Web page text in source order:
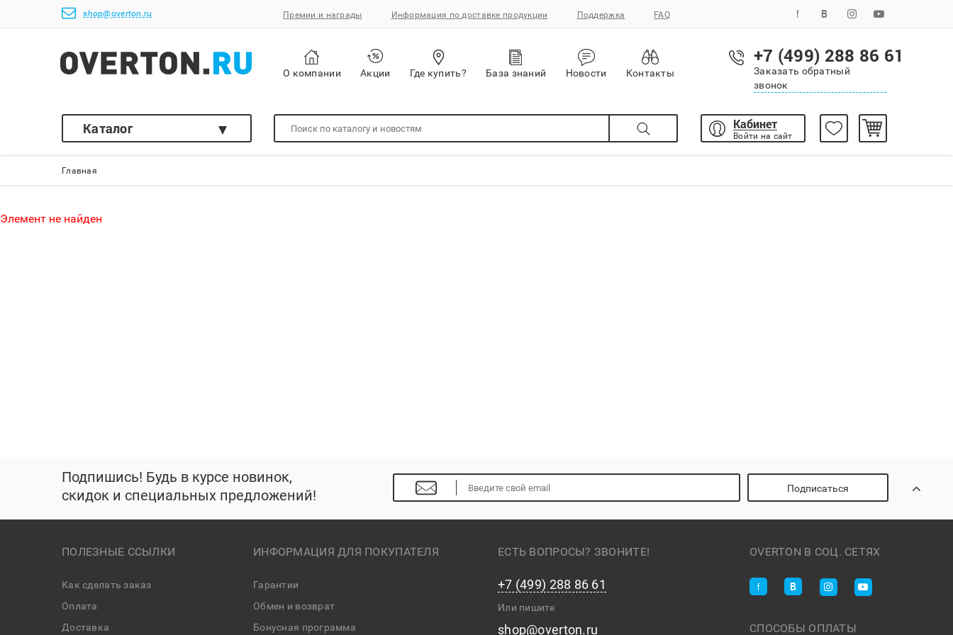
shop@overton.ru Премии и награды Информация по доставке продукции Поддержка FAQ
О компании Акции Где купить? База знаний Новости Контакты
+7 (499) 288 86 61
Заказать обратный
звонок
Каталог Кабинет
Войти на сайт
Главная
Элемент не найден
Подпишись! Будь в курсе новинок,
скидок и специальных предложений!
Подписаться
ПОЛЕЗНЫЕ ССЫЛКИ
Как сделать заказ
Оплата
Доставка
ИНФОРМАЦИЯ ДЛЯ ПОКУПАТЕЛЯ
Гарантии
Обмен и возврат
Бонусная программа
ЕСТЬ ВОПРОСЫ? ЗВОНИТЕ!
+7 (499) 288 86 61
Или пишите
shop@overton.ru
OVERTON В СОЦ. СЕТЯХ
СПОСОБЫ ОПЛАТЫ